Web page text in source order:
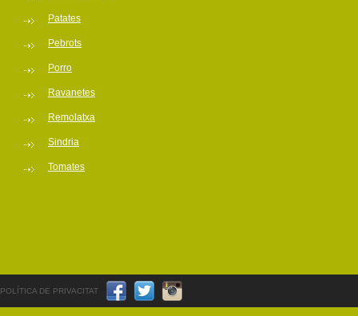
Patates
Pebrots
Porro
Ravanetes
Remolatxa
Sindria
Tomates
POLÍTICA DE PRIVACITAT